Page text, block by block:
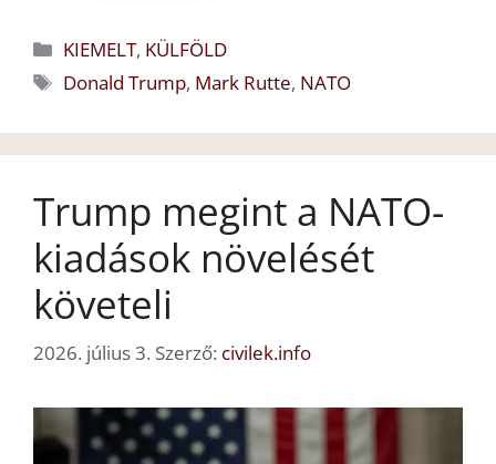
Kategória
KIEMELT, KÜLFÖLD
Címkék
Donald Trump, Mark Rutte, NATO
Trump megint a NATO-
kiadások növelését
követeli
2026. július 3. Szerző: civilek.info